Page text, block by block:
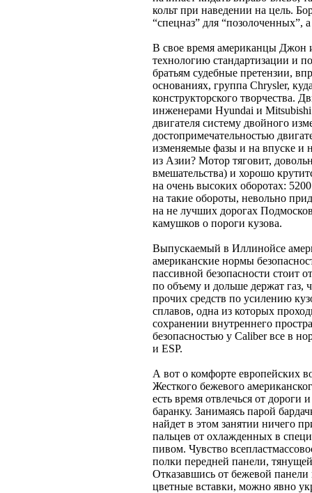
кольт при наведении на цель.
“спецназ” для “позолоченных”,
В свое время американцы Джон
технологию стандартизации и
братьям судебные претензии,
основаниях, группа Chrysler,
конструкторского творчества.
инженерами Hyundai и
двигателя систему двойного
достопримечательностью
изменяемые фазы и на впуске и
из Азии? Мотор тяговит,
вмешательства) и хорошо
на очень высоких оборотах:
на такие обороты, невольно
на не лучших дорогах
камушков о пороги кузова.
Выпускаемый в Иллинойсе
американские нормы
пассивной безопасности стоит
по объему и дольше держат газ,
прочих средств по усилению
сплавов, одна из которых
сохранении внутреннего
безопасностью у Caliber все в
и ESP.
А вот о комфорте европейских
Жесткого бежевого
есть время отвлечься от дороги
баранку. Занимаясь парой
найдет в этом занятии ничего
пальцев от охлажденных в
пивом. Чувство
полки передней панели,
Отказавшись от бежевой панели
цветные вставки, можно явно